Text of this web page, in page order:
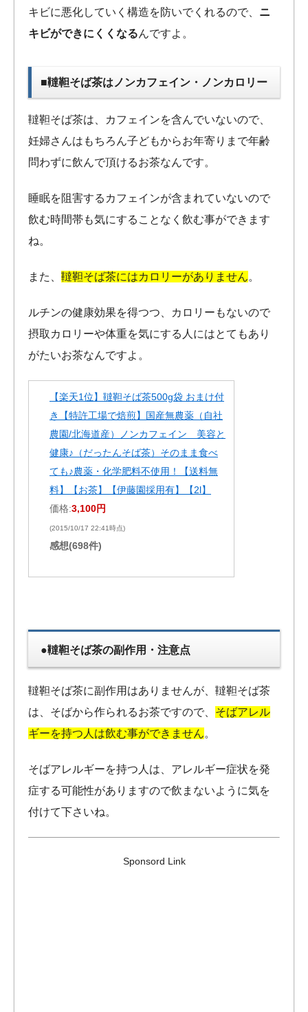
キビに悪化していく構造を防いでくれるので、 ニ
キビができにくくなるんですよ。
■韃靼そば茶はノンカフェイン・ノンカロリー
韃靼そば茶は、カフェインを含んでいないので、
妊婦さんはもちろん子どもからお年寄りまで年齢
問わずに飲んで頂けるお茶なんです。
睡眠を阻害するカフェインが含まれていないので
飲む時間帯も気にすることなく飲む事ができます
ね。
また、 韃靼そば茶にはカロリーがありません。
ルチンの健康効果を得つつ、カロリーもないので
摂取カロリーや体重を気にする人にはとてもあり
がたいお茶なんですよ。
【楽天1位】韃靼そば茶500g袋 おまけ付
き【特許工場で焙煎】国産無農薬（自社
農園/北海道産）ノンカフェイン 美容と
健康♪（だったんそば茶）そのまま食べ
ても♪農薬・化学肥料不使用！【送料無
料】【お茶】【伊藤園採用有】【2l】
価格:3,100円
(2015/10/17 22:41時点)
感想(698件)
●韃靼そば茶の副作用・注意点
韃靼そば茶に副作用はありませんが、韃靼そば茶
は、そばから作られるお茶ですので、 そばアレル
ギーを持つ人は飲む事ができません。
そばアレルギーを持つ人は、アレルギー症状を発
症する可能性がありますので飲まないように気を
付けて下さいね。
Sponsord Link